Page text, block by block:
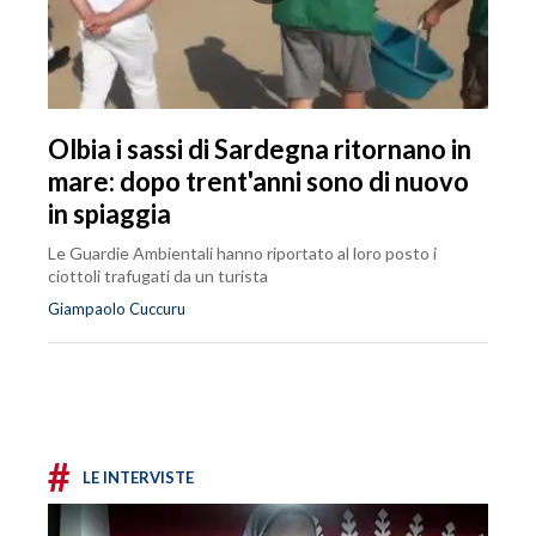
Olbia i sassi di Sardegna ritornano in
mare: dopo trent'anni sono di nuovo
in spiaggia
Le Guardie Ambientali hanno riportato al loro posto i
ciottoli trafugati da un turista
Giampaolo Cuccuru
# LE INTERVISTE